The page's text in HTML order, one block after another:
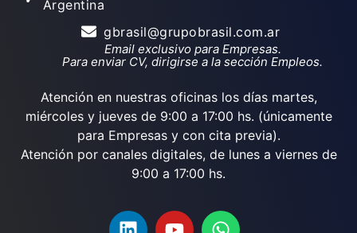
Argentina
gbrasil@grupobrasil.com.ar
Email exclusivo para Empresas.
Para enviar CV, dirigirse a la sección Empleos.
Atención en nuestras oficinas los días martes,
miércoles y jueves de 9:00 a 17:00 hs. (únicamente
para Empresas y con cita previa).
Atención por canales digitales, de lunes a viernes de
9:00 a 17:00 hs.